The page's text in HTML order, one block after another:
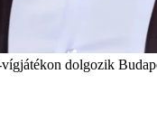
dolgozik